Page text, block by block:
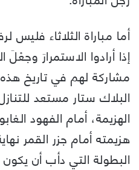
أما مباراة الثلاثاء فليس
إذا أرادوا الاستمرارَ
مشاركة لهم في تاريخ هذه
البلاك ستار مستعد
هزيمته أمام جزر القمر
البطولة التي دأب أن